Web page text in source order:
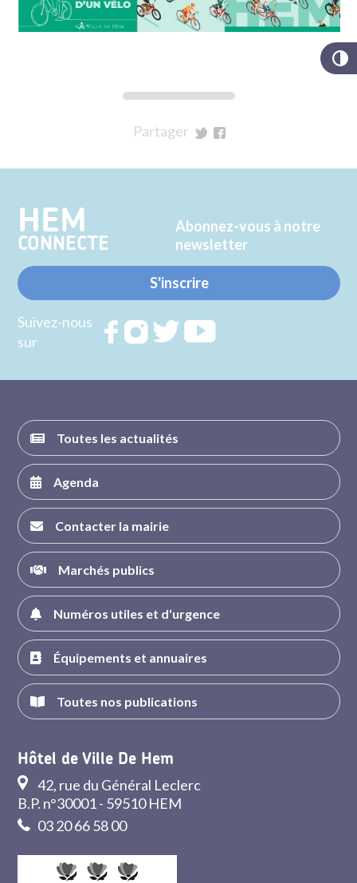
Partager
Twitter
Facebook
HEM
CONNECTE
Abonnez-vous à notre
newsletter
S'inscrire
Suivez-nous
sur
RejoignezRejoignezRejoignez
Toutes les actualités
Agenda
Contacter la mairie
Marchés publics
Numéros utiles et d'urgence
Équipements et annuaires
Toutes nos publications
Hôtel de Ville De Hem
42, rue du Général Leclerc
B.P. n°30001 - 59510 HEM
03 20 66 58 00